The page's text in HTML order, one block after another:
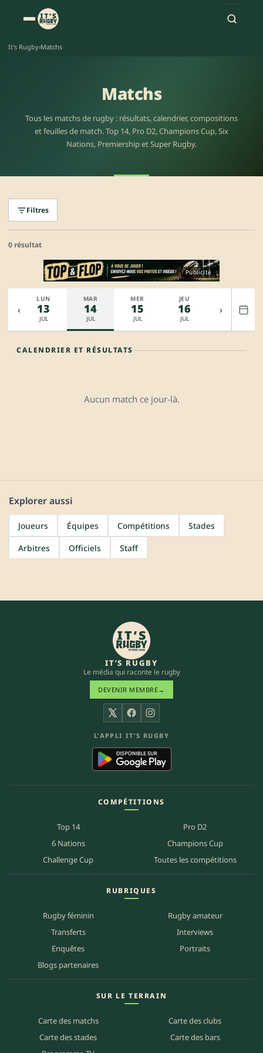
It's Rugby›Matchs
Matchs
Tous les matchs de rugby : résultats, calendrier, compositions
et feuilles de match. Top 14, Pro D2, Champions Cup, Six
Nations, Premiership et Super Rugby.
Filtres
0 résultat
Publicité
‹
LUN
13
JUL
MAR
14
JUL
MER
15
JUL
JEU
16
JUL
›
CALENDRIER ET RÉSULTATS
Aucun match ce jour-là.
Explorer aussi
Joueurs Équipes Compétitions
Stades
Arbitres
Officiels Staff
IT’S RUGBY
Le média qui raconte le rugby
DEVENIR MEMBRE→
X FacebookInstagram
L’APPLI IT’S RUGBY
COMPÉTITIONS
Top 14
Pro D2
6 Nations
Champions Cup
Challenge Cup
Toutes les compétitions
RUBRIQUES
Rugby féminin
Rugby amateur
Transferts
Interviews
Enquêtes
Portraits
Blogs partenaires
SUR LE TERRAIN
Carte des matchs
Carte des clubs
Carte des stades
Carte des bars